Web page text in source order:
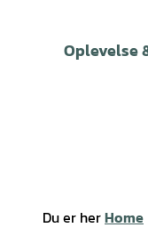
Oplevelse
Du er herHome